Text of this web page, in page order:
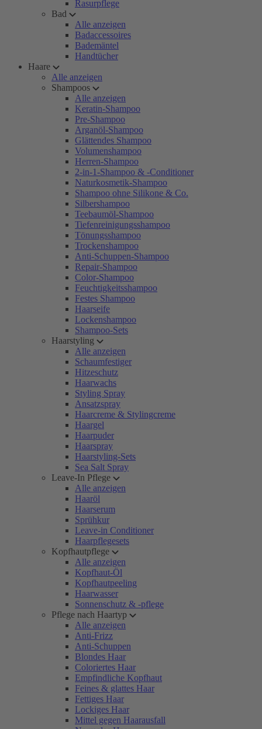
Rasurpflege
Bad
Alle anzeigen
Badaccessoires
Bademäntel
Handtücher
Haare
Alle anzeigen
Shampoos
Alle anzeigen
Keratin-Shampoo
Pre-Shampoo
Arganöl-Shampoo
Glättendes Shampoo
Volumenshampoo
Herren-Shampoo
2-in-1-Shampoo & -Conditioner
Naturkosmetik-Shampoo
Shampoo ohne Silikone & Co.
Silbershampoo
Teebaumöl-Shampoo
Tiefenreinigungsshampoo
Tönungsshampoo
Trockenshampoo
Anti-Schuppen-Shampoo
Repair-Shampoo
Color-Shampoo
Feuchtigkeitsshampoo
Festes Shampoo
Haarseife
Lockenshampoo
Shampoo-Sets
Haarstyling
Alle anzeigen
Schaumfestiger
Hitzeschutz
Haarwachs
Styling Spray
Ansatzspray
Haarcreme & Stylingcreme
Haargel
Haarpuder
Haarspray
Haarstyling-Sets
Sea Salt Spray
Leave-In Pflege
Alle anzeigen
Haaröl
Haarserum
Sprühkur
Leave-in Conditioner
Haarpflegesets
Kopfhautpflege
Alle anzeigen
Kopfhaut-Öl
Kopfhautpeeling
Haarwasser
Sonnenschutz & -pflege
Pflege nach Haartyp
Alle anzeigen
Anti-Frizz
Anti-Schuppen
Blondes Haar
Coloriertes Haar
Empfindliche Kopfhaut
Feines & glattes Haar
Fettiges Haar
Lockiges Haar
Mittel gegen Haarausfall